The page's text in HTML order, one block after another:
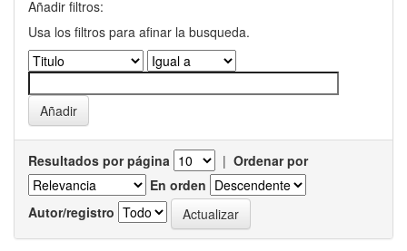
Añadir filtros:
Usa los filtros para afinar la busqueda.
Resultados por página | Ordenar por
En orden
Autor/registro